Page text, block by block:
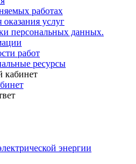
работах
услуг
персональных данных.
работ
ресурсы
кабинет
энергии